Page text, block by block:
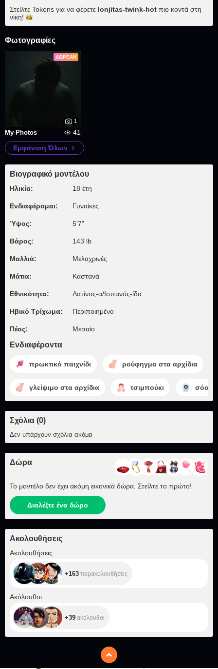
Στείλτε Tokens για να φέρετε lonjitas-twink-hot πιο κοντά στη
νίκη!
Φωτογραφίες
ΔΩΡΕΆΝ
1
My Photos
41
Εμφάνιση Όλων
Βιογραφικό μοντέλου
Ηλικία: 18 έτη
Ενδιαφέρομαι: Γυναίκες
Ύψος: 5'7"
Βάρος: 143 lb
Μαλλιά: Μελαχρινές
Μάτια: Καστανά
Εθνικότητα: Λατίνος-α/Ισπανός-ίδα
Ηβικό Τρίχωμα: Περιποιημένο
Πέος: Μεσαίο
Ενδιαφέροντα
πρωκτικό παιχνίδι ρούφηγμα στα αρχίδια
γλείψιμο στα αρχίδια τσιμπούκι σόου
Σχόλια (0)
Δεν υπάρχουν σχόλια ακόμα
Δώρα
Το μοντέλο δεν έχει ακόμη εικονικά δώρα. Στείλτε το πρώτο!
Διαλέξτε ένα δώρο
Ακολουθήσεις
Ακολουθήσεις
+163 παρακολουθήσεις
Ακόλουθοι
+39 ακόλουθοι